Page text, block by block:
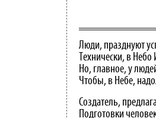
Люди, празднуют
Технически, в
Но, главное, у
Чтобы, в Небе,
Создатель,
Подготовки